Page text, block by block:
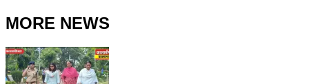
MORE NEWS